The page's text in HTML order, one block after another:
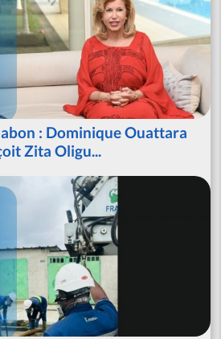
: Dominique Ouattara
Zita Oligu...